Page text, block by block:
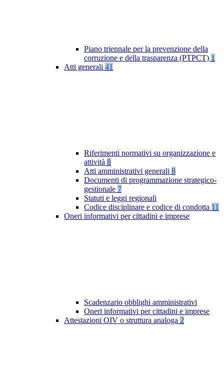
Piano triennale per la prevenzione della
corruzione e della trasparenza (PTPCT) 1
Atti generali 41
Riferimenti normativi su organizzazione e
attività 8
Atti amministrativi generali 8
Documenti di programmazione strategico-
gestionale 7
Statuti e leggi regionali
Codice disciplinare e codice di condotta 11
Oneri informativi per cittadini e imprese
Scadenzario obblighi amministrativi
Oneri informativi per cittadini e imprese
Attestazioni OIV o struttura analoga 2